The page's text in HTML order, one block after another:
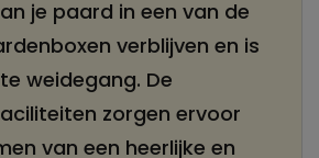
je paard in een van de
verblijven en is
weidegang. De
zorgen ervoor
van een heerlijke en